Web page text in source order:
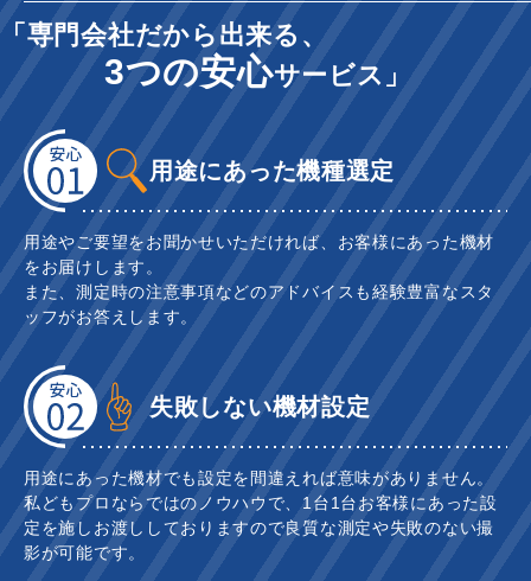
「専門会社だから出来る、
3つの安心サービス」
用途にあった機種選定
用途やご要望をお聞かせいただければ、お客様にあった機材
をお届けします。
また、測定時の注意事項などのアドバイスも経験豊富なスタ
ッフがお答えします。
失敗しない機材設定
用途にあった機材でも設定を間違えれば意味がありません。
私どもプロならではのノウハウで、1台1台お客様にあった設
定を施しお渡ししておりますので良質な測定や失敗のない撮
影が可能です。